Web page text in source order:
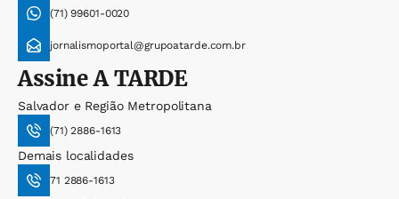
(71) 99601-0020
jornalismoportal@grupoatarde.com.br
AssineA TARDE
Salvador e Região Metropolitana
(71) 2886-1613
Demais localidades
71 2886-1613